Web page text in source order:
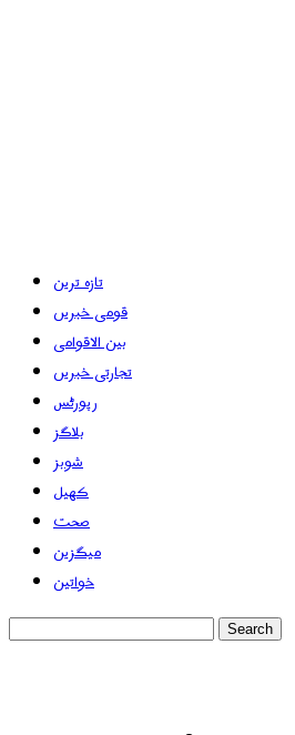
تازہ ترین
قومی خبریں
بین الاقوامی
تجارتی خبریں
رپورٹس
بلاگز
شوبز
کھیل
صحت
میگزین
خواتین